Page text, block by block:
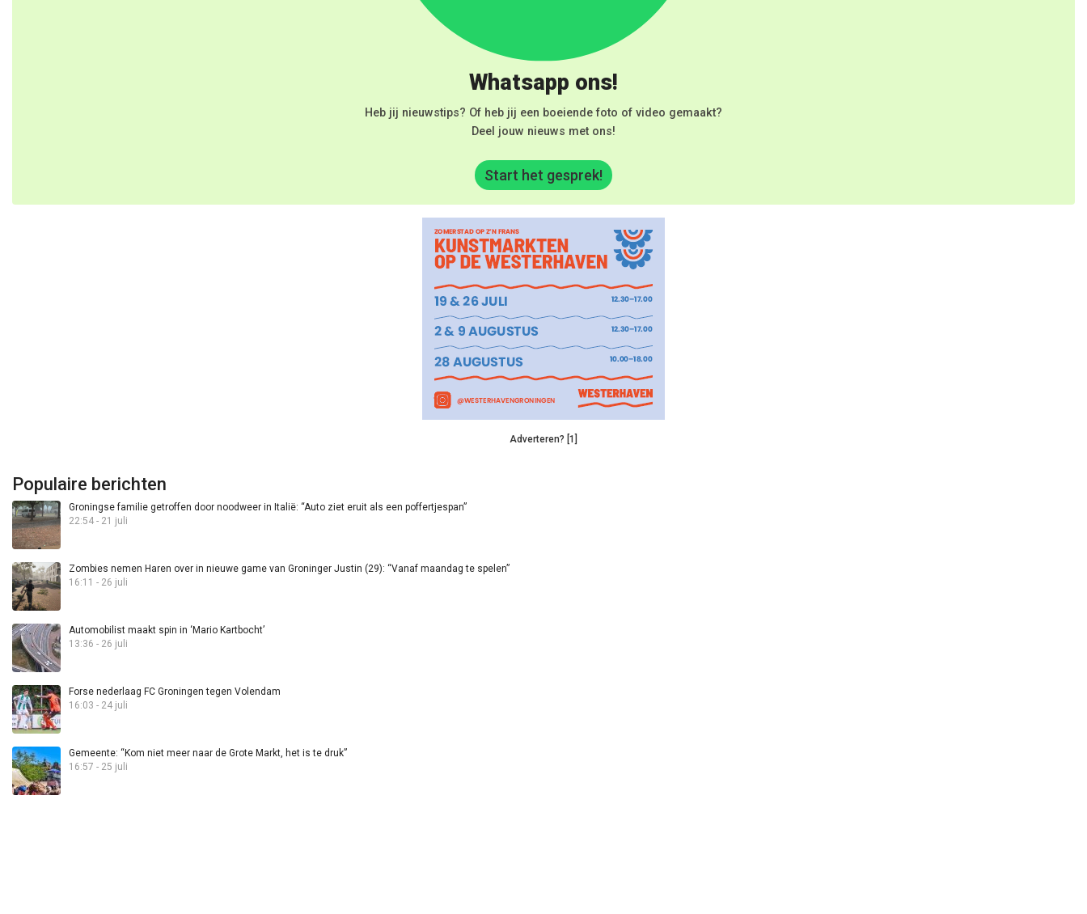
Whatsapp ons!
Heb jij nieuwstips? Of heb jij een boeiende foto of video gemaakt?
Deel jouw nieuws met ons!
Start het gesprek!
Adverteren? [1]
Populaire berichten
Groningse familie getroffen door noodweer in Italië: “Auto ziet eruit als een poffertjespan”
22:54 - 21 juli
Zombies nemen Haren over in nieuwe game van Groninger Justin (29): “Vanaf maandag te spelen”
16:11 - 26 juli
Automobilist maakt spin in ‘Mario Kartbocht’
13:36 - 26 juli
Forse nederlaag FC Groningen tegen Volendam
16:03 - 24 juli
Gemeente: “Kom niet meer naar de Grote Markt, het is te druk”
16:57 - 25 juli